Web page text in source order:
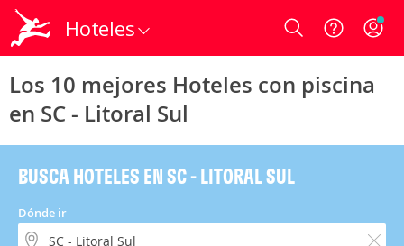
Hoteles Login
Los 10 mejores Hoteles con piscina
en SC - Litoral Sul
BUSCA HOTELES EN SC - LITORAL SUL
Dónde ir